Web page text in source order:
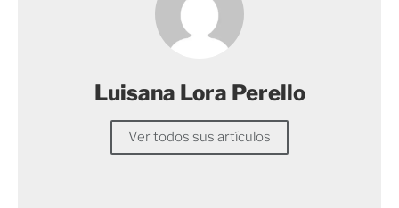
Luisana Lora Perello
Ver todos sus artículos